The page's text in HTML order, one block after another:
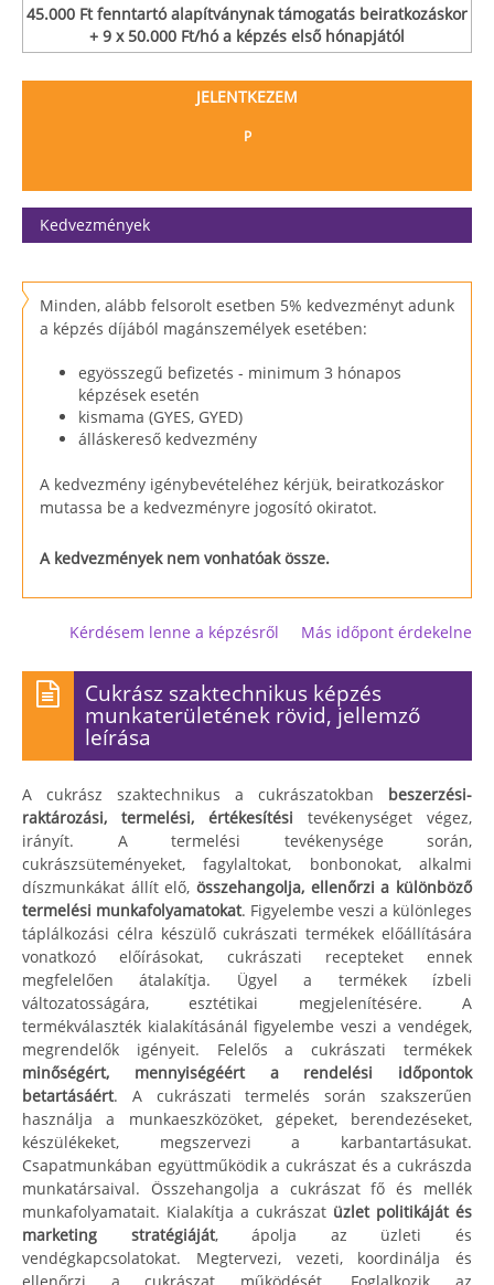
45.000 Ft fenntartó alapítványnak támogatás beiratkozáskor
+ 9 x 50.000 Ft/hó a képzés első hónapjától
JELENTKEZEM
P
Kedvezmények
Minden, alább felsorolt esetben 5% kedvezményt adunk
a képzés díjából magánszemélyek esetében:
egyösszegű befizetés - minimum 3 hónapos
képzések esetén
kismama (GYES, GYED)
álláskereső kedvezmény
A kedvezmény igénybevételéhez kérjük, beiratkozáskor
mutassa be a kedvezményre jogosító okiratot.
A kedvezmények nem vonhatóak össze.
Más időpont érdekelne
Kérdésem lenne a képzésről
Cukrász szaktechnikus képzés
munkaterületének rövid, jellemző
leírása
A cukrász szaktechnikus a cukrászatokban beszerzési-
raktározási, termelési, értékesítési tevékenységet végez,
irányít. A termelési tevékenysége során,
cukrászsüteményeket, fagylaltokat, bonbonokat, alkalmi
díszmunkákat állít elő, összehangolja, ellenőrzi a különböző
termelési munkafolyamatokat. Figyelembe veszi a különleges
táplálkozási célra készülő cukrászati termékek előállítására
vonatkozó előírásokat, cukrászati recepteket ennek
megfelelően átalakítja. Ügyel a termékek ízbeli
változatosságára, esztétikai megjelenítésére. A
termékválaszték kialakításánál figyelembe veszi a vendégek,
megrendelők igényeit. Felelős a cukrászati termékek
minőségért, mennyiségéért a rendelési időpontok
betartásáért. A cukrászati termelés során szakszerűen
használja a munkaeszközöket, gépeket, berendezéseket,
készülékeket, megszervezi a karbantartásukat.
Csapatmunkában együttműködik a cukrászat és a cukrászda
munkatársaival. Összehangolja a cukrászat fő és mellék
munkafolyamatait. Kialakítja a cukrászat üzlet politikáját és
marketing stratégiáját, ápolja az üzleti és
vendégkapcsolatokat. Megtervezi, vezeti, koordinálja és